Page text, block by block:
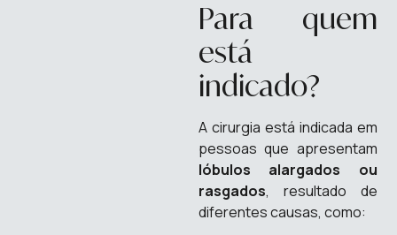
Para quem
está
indicado?
A cirurgia está indicada em
pessoas que apresentam
lóbulos alargados ou
rasgados, resultado de
diferentes causas, como: